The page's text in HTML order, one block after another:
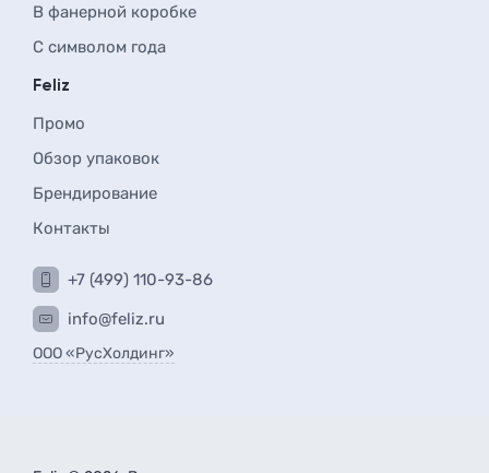
В фанерной коробке
С символом года
Feliz
Промо
Обзор упаковок
Брендирование
Контакты
+7 (499) 110-93-86
info@feliz.ru
ООО «РусХолдинг»